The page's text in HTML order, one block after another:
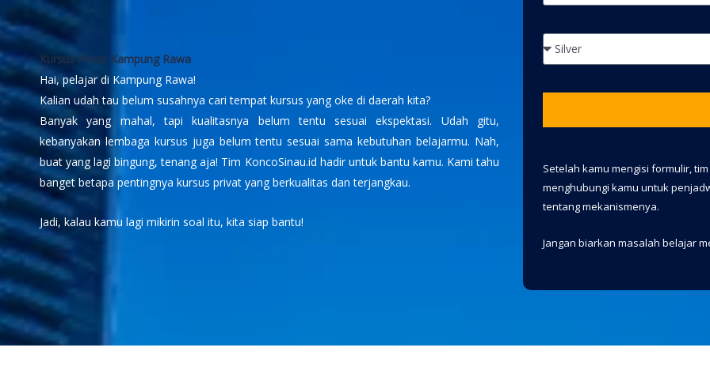
Kursus Privat Kampung Rawa
Hai, pelajar di Kampung Rawa!
Kalian udah tau belum susahnya cari tempat kursus yang oke di daerah kita?
Banyak yang mahal, tapi kualitasnya belum tentu sesuai ekspektasi. Udah gitu,
kebanyakan lembaga kursus juga belum tentu sesuai sama kebutuhan belajarmu. Nah,
buat yang lagi bingung, tenang aja! Tim KoncoSinau.id hadir untuk bantu kamu. Kami tahu
banget betapa pentingnya kursus privat yang berkualitas dan terjangkau.
Jadi, kalau kamu lagi mikirin soal itu, kita siap bantu!
Setelah kamu mengisi formulir,
menghubungi kamu untuk
tentang mekanismenya.
Jangan biarkan masalah belajar